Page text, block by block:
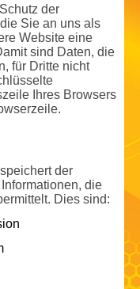
der
Sie an uns als
Website eine
sind Daten, die
für Dritte nicht
Ihres Browsers
der
die
Dies sind: